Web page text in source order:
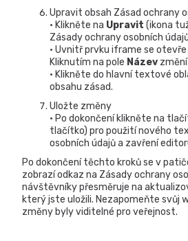
Upravit obsah Zásad ochrany
• Klikněte na Upravit (ikona
Zásady ochrany osobních
• Uvnitř prvku iframe se
Kliknutím na pole Název
• Klikněte do hlavní textové
obsahu zásad.
Uložte změny
• Po dokončení klikněte na
tlačítko) pro použití nového
osobních údajů a zavření
Po dokončení těchto kroků se v
zobrazí odkaz na Zásady ochrany
návštěvníky přesměruje na
který jste uložili. Nezapomeňte svůj
změny byly viditelné pro veřejnost.